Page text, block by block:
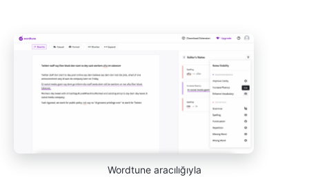
Wordtune aracılığıyla